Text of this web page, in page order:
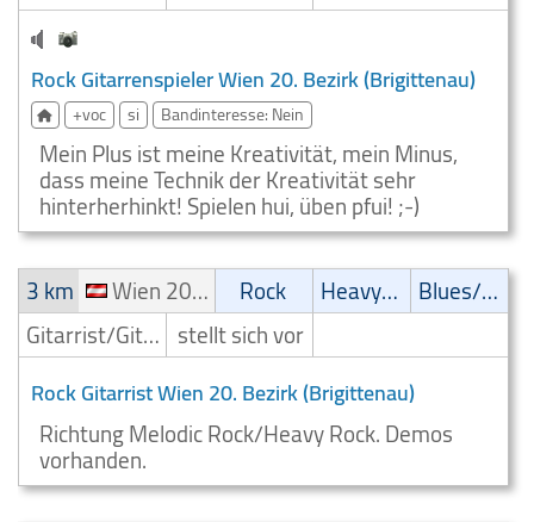
Rock Gitarrenspieler Wien 20. Bezirk (Brigittenau)
+voc si Bandinteresse: Nein
Mein Plus ist meine Kreativität, mein Minus,
dass meine Technik der Kreativität sehr
hinterherhinkt! Spielen hui, üben pfui! ;-)
3 km
Wien 20. Bezirk (Brigittenau) Rock Heavy-Metal
Blues/Swing
Gitarrist/Gitarrenspieler stellt sich vor
Rock Gitarrist Wien 20. Bezirk (Brigittenau)
Richtung Melodic Rock/Heavy Rock. Demos
vorhanden.